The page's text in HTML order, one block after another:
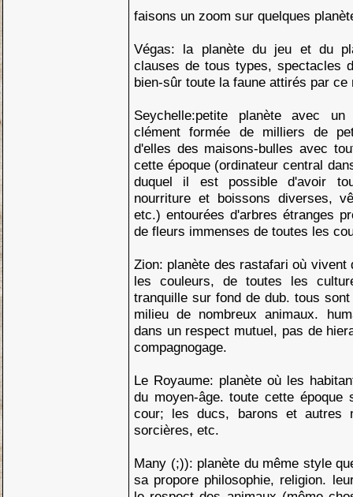
faisons un zoom sur quelques
Végas: la planète du jeu et du
clauses de tous types, spectacles
bien-sûr toute la faune attirés par ce
Seychelle:petite planète avec un
clément formée de milliers de
d'elles des maisons-bulles avec
cette époque (ordinateur central
duquel il est possible d'avoir
nourriture et boissons diverses,
etc.) entourées d'arbres étranges
de fleurs immenses de toutes les
Zion: planète des rastafari où vivent
les couleurs, de toutes les
tranquille sur fond de dub. tous
milieu de nombreux animaux.
dans un respect mutuel, pas de
compagnogage.
Le Royaume: planète où les
du moyen-âge. toute cette
cour; les ducs, barons et autres
sorcières, etc.
Many (;)): planète du même style
sa propore philosophie, religion.